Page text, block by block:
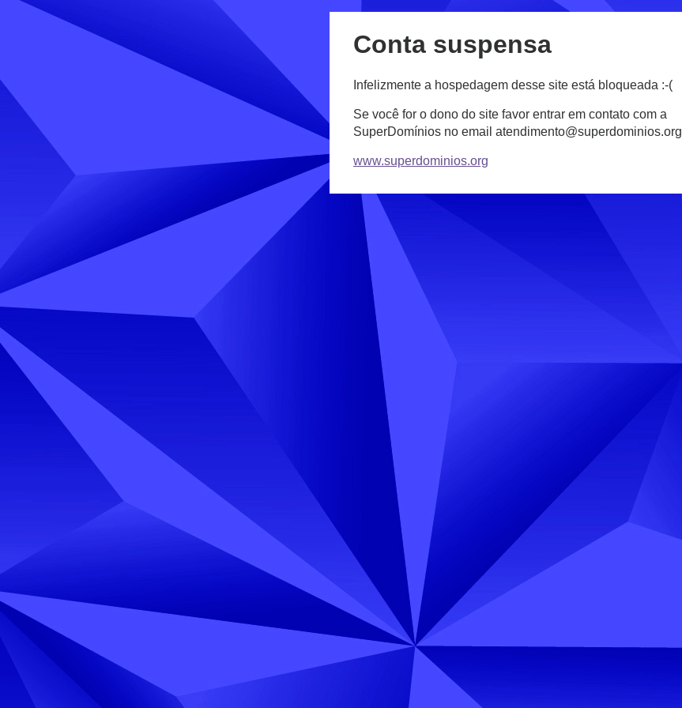
Conta suspensa
Infelizmente a hospedagem desse site está bloqueada :-(
Se você for o dono do site favor entrar em contato com a
SuperDomínios no email atendimento@superdominios.org
www.superdominios.org